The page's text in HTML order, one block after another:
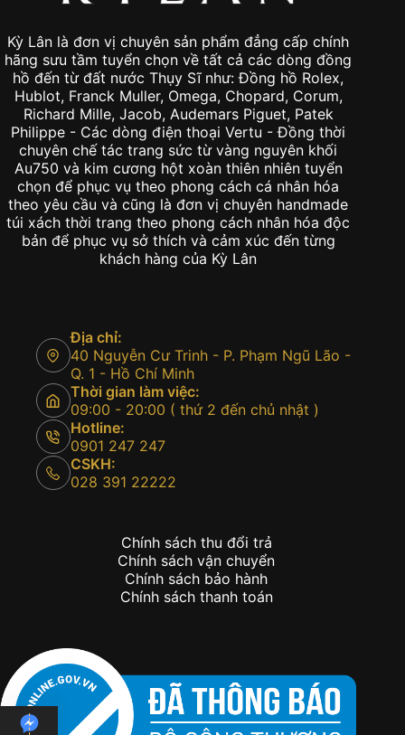
Kỳ Lân là đơn vị chuyên sản phẩm đẳng cấp chính
hãng sưu tầm tuyển chọn về tất cả các dòng đồng
hồ đến từ đất nước Thụy Sĩ như: Đồng hồ Rolex,
Hublot, Franck Muller, Omega, Chopard, Corum,
Richard Mille, Jacob, Audemars Piguet, Patek
Philippe - Các dòng điện thoại Vertu - Đồng thời
chuyên chế tác trang sức từ vàng nguyên khối
Au750 và kim cương hột xoàn thiên nhiên tuyển
chọn để phục vụ theo phong cách cá nhân hóa
theo yêu cầu và cũng là đơn vị chuyên handmade
túi xách thời trang theo phong cách nhân hóa độc
bản để phục vụ sở thích và cảm xúc đến từng
khách hàng của Kỳ Lân
Địa chỉ:
40 Nguyễn Cư Trinh - P. Phạm Ngũ Lão -
Q. 1 - Hồ Chí Minh
Thời gian làm việc:
09:00 - 20:00 ( thứ 2 đến chủ nhật )
Hotline:
0901 247 247
CSKH:
028 391 22222
Chính sách thu đổi trả
Chính sách vận chuyển
Chính sách bảo hành
Chính sách thanh toán